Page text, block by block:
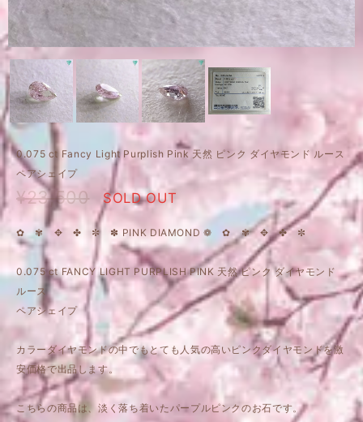
0.075 ct Fancy Light Purplish Pink 天然 ピンク ダイヤモンド ルース
ペアシェイプ
¥23,500 SOLD OUT
✿ ✾ ✥ ✤ ✼ ✽ PINK DIAMOND ❁ ✿ ✾ ✥ ✤ ✼
0.075 ct FANCY LIGHT PURPLISH PINK 天然 ピンク ダイヤモンド
ルース
ペアシェイプ
カラーダイヤモンドの中でもとても人気の高いピンクダイヤモンドを激
安価格で出品します。
こちらの商品は、淡く落ち着いたパープルピンクのお石です。